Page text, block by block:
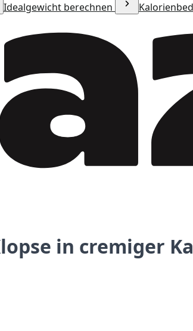
Idealgewicht berechnen
in cremiger